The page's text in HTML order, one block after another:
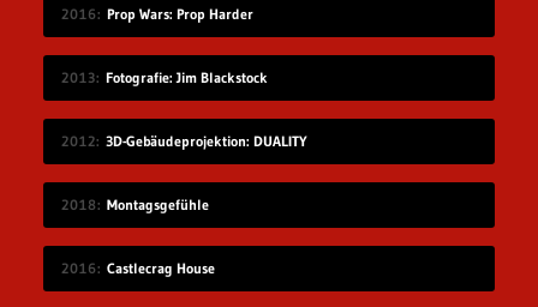
2016 Prop Wars: Prop Harder
2013 Fotografie: Jim Blackstock
2012 3D-Gebäudeprojektion: DUALITY
2018 Montagsgefühle
2016 Castlecrag House